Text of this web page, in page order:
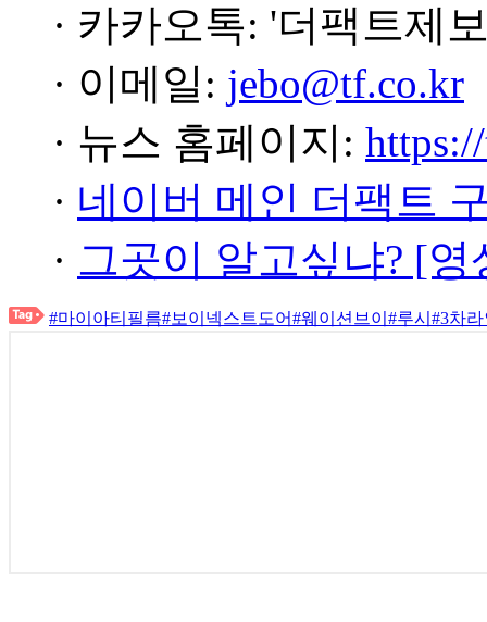
· 카카오톡: '더팩트제
· 이메일: jebo@tf.co.kr
· 뉴스 홈페이지:
· 네이버 메인 더팩트
· 그곳이 알고싶냐? [
#마이아티필름#보이넥스트도어#웨이션브이 #루시 #3차